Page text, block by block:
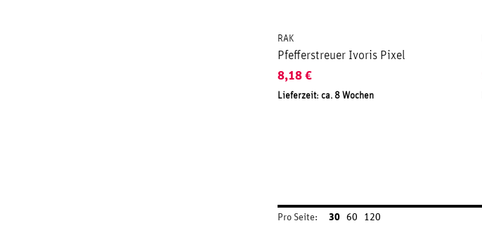
RAK
Pfefferstreuer Ivoris Pixel
8,18 €
Lieferzeit: ca. 8 Wochen
Pro Seite: 30 60 120